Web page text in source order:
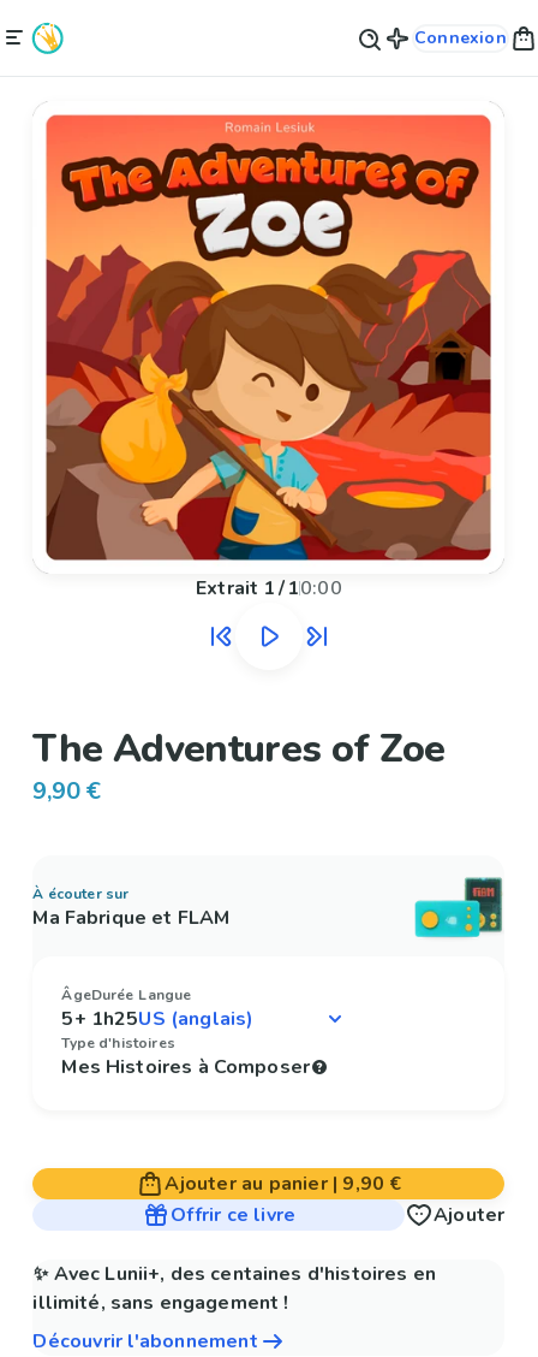
Connexion
Extrait 1/10:00
The Adventures of Zoe
9,90 €
À écouter sur
Ma Fabrique et FLAM
Âge
5+
Durée
1h25
Langue
Type d'histoires
Mes Histoires à Composer
Ajouter au panier| 9,90 €
Offrir ce livre
Ajouter
✨ Avec Lunii+, des centaines d'histoires en
illimité, sans engagement !
Découvrir l'abonnement